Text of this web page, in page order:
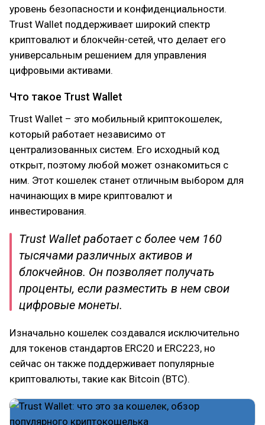
уровень безопасности и конфиденциальности.
Trust Wallet поддерживает широкий спектр
криптовалют и блокчейн-сетей, что делает его
универсальным решением для управления
цифровыми активами.
Что такое Trust Wallet
Trust Wallet – это мобильный криптокошелек,
который работает независимо от
централизованных систем. Его исходный код
открыт, поэтому любой может ознакомиться с
ним. Этот кошелек станет отличным выбором для
начинающих в мире криптовалют и
инвестирования.
Trust Wallet работает с более чем 160
тысячами различных активов и
блокчейнов. Он позволяет получать
проценты, если разместить в нем свои
цифровые монеты.
Изначально кошелек создавался исключительно
для токенов стандартов ERC20 и ERC223, но
сейчас он также поддерживает популярные
криптовалюты, такие как Bitcoin (BTC).